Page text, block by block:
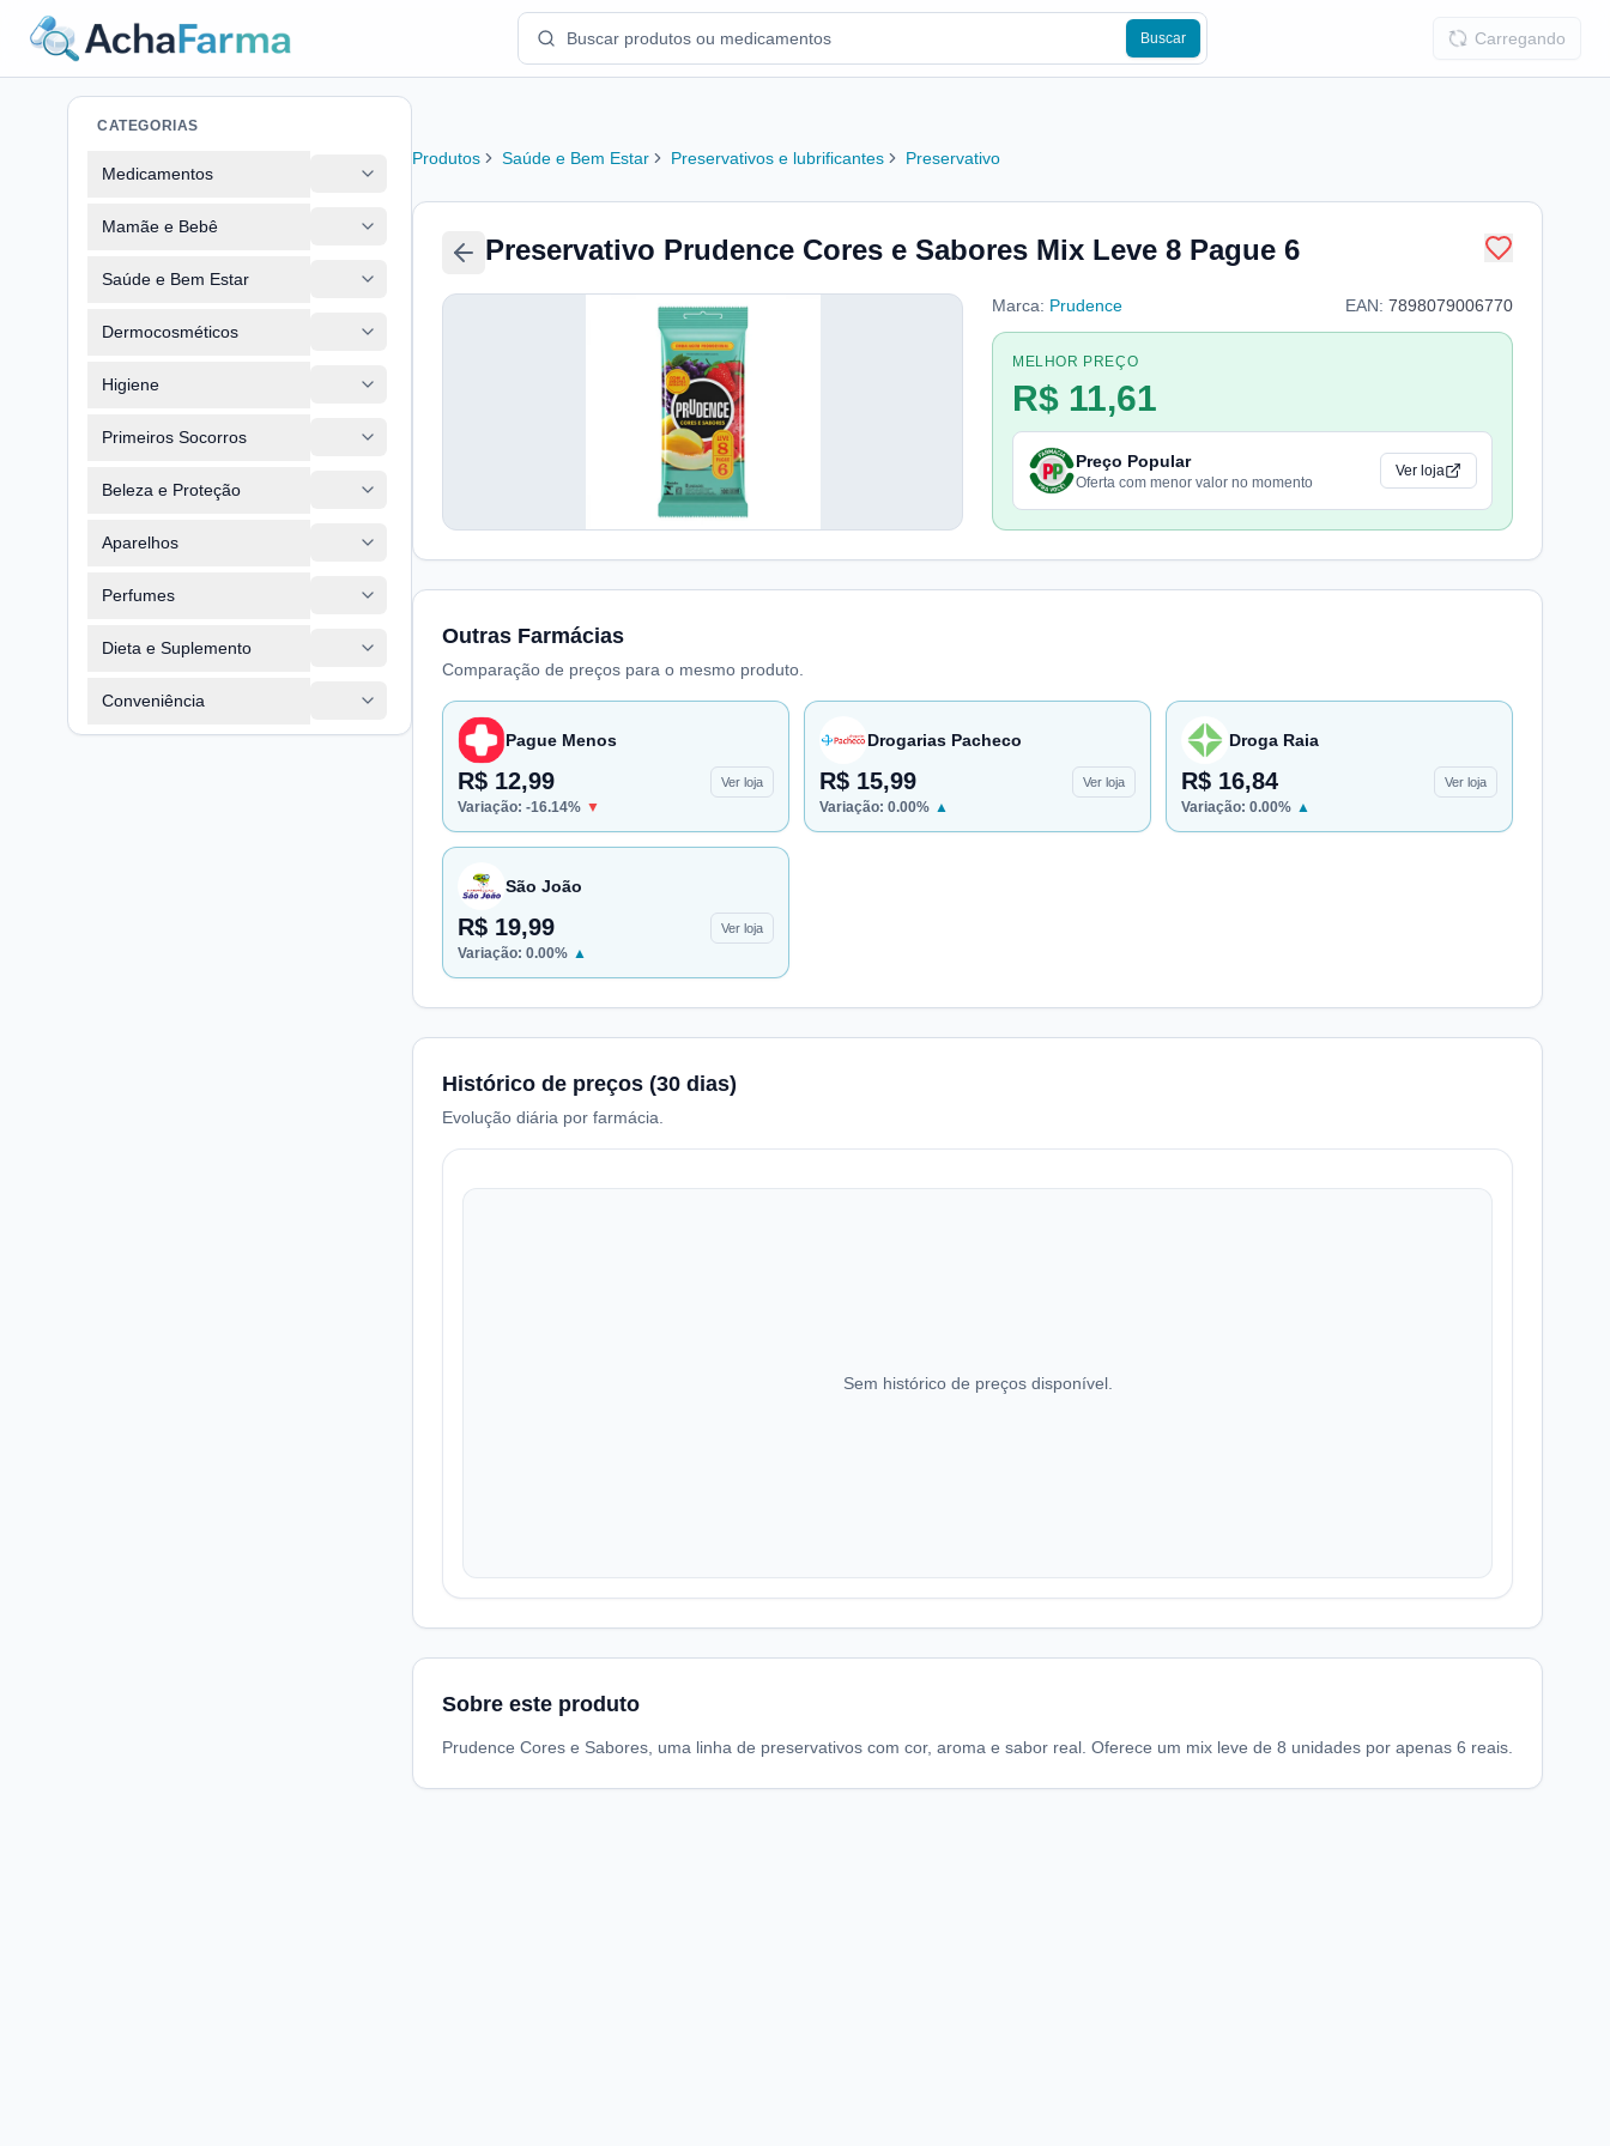
Buscar Carregando
CATEGORIAS
Medicamentos
Mamãe e Bebê
Saúde e Bem Estar
Dermocosméticos
Higiene
Primeiros Socorros
Beleza e Proteção
Aparelhos
Perfumes
Dieta e Suplemento
Conveniência
Produtos Saúde e Bem Estar Preservativos e lubrificantes Preservativo
Preservativo Prudence Cores e Sabores Mix Leve 8 Pague 6
Marca: Prudence EAN: 7898079006770
MELHOR PREÇO
R$ 11,61
Preço Popular
Oferta com menor valor no momento
Ver loja
Outras Farmácias
Comparação de preços para o mesmo produto.
Pague Menos
R$ 12,99 Ver loja
Variação: -16.14% ▼
Drogarias Pacheco
R$ 15,99 Ver loja
Variação: 0.00% ▲
Droga Raia
R$ 16,84 Ver loja
Variação: 0.00% ▲
São João
R$ 19,99 Ver loja
Variação: 0.00% ▲
Histórico de preços (30 dias)
Evolução diária por farmácia.
Sem histórico de preços disponível.
Sobre este produto
Prudence Cores e Sabores, uma linha de preservativos com cor, aroma e sabor real. Oferece um mix leve de 8 unidades por apenas 6 reais.